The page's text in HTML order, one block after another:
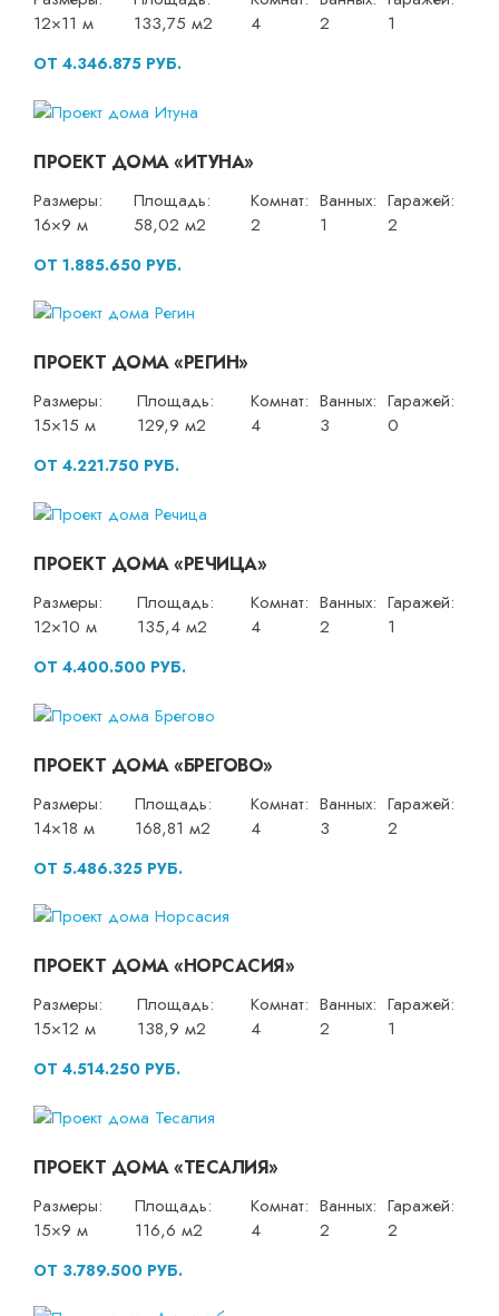
12×11 м
133,75 м2
4
2
1
ОТ 4.346.875 РУБ.
ПРОЕКТ ДОМА «ИТУНА»
Размеры:
16×9 м
Площадь:
58,02 м2
Комнат:
2
Ванных:
1
Гаражей:
2
ОТ 1.885.650 РУБ.
ПРОЕКТ ДОМА «РЕГИН»
Размеры:
15×15 м
Площадь:
129,9 м2
Комнат:
4
Ванных:
3
Гаражей:
0
ОТ 4.221.750 РУБ.
ПРОЕКТ ДОМА «РЕЧИЦА»
Размеры:
12×10 м
Площадь:
135,4 м2
Комнат:
4
Ванных:
2
Гаражей:
1
ОТ 4.400.500 РУБ.
ПРОЕКТ ДОМА «БРЕГОВО»
Размеры:
14×18 м
Площадь:
168,81 м2
Комнат:
4
Ванных:
3
Гаражей:
2
ОТ 5.486.325 РУБ.
ПРОЕКТ ДОМА «НОРСАСИЯ»
Размеры:
15×12 м
Площадь:
138,9 м2
Комнат:
4
Ванных:
2
Гаражей:
1
ОТ 4.514.250 РУБ.
ПРОЕКТ ДОМА «ТЕСАЛИЯ»
Размеры:
15×9 м
Площадь:
116,6 м2
Комнат:
4
Ванных:
2
Гаражей:
2
ОТ 3.789.500 РУБ.